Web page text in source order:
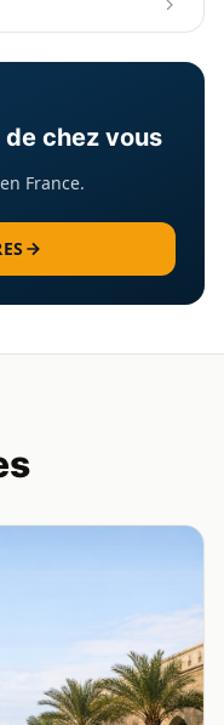
chez vous
France.